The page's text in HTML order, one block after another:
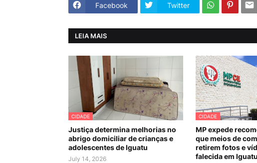
Facebook Twitter
LEIA MAIS
CIDADE
Justiça determina melhorias no
abrigo domiciliar de crianças e
adolescentes de Iguatu
July 14, 2026
CIDADE
MP expede
que meios de
retirem fotos e
falecida em Iguatu